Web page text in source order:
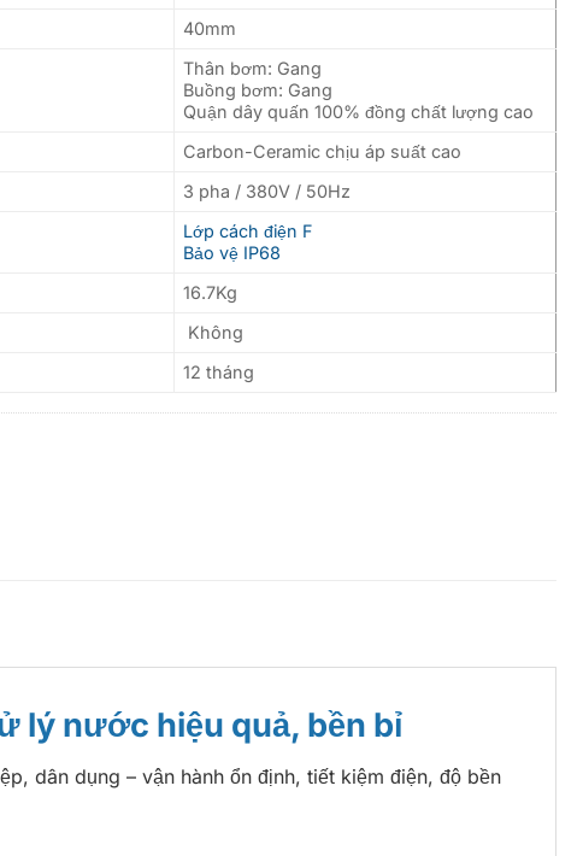
40mm
Thân bơm: Gang
Buồng bơm: Gang
Quận dây quấn 100% đồng chất lượng cao
Carbon-Ceramic chịu áp suất cao
3 pha / 380V / 50Hz
Lớp cách điện F
Bảo vệ IP68
16.7Kg
Không
12 tháng
lý nước hiệu quả, bền bỉ
dân dụng – vận hành ổn định, tiết kiệm điện, độ bền